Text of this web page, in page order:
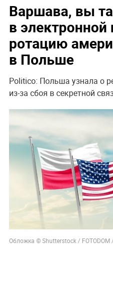
Варшава, вы
в электронной
ротацию
в Польше
Politico: Польша узнала о
из-за сбоя в секретной
Обложка © Shutterstock / FOTODOM